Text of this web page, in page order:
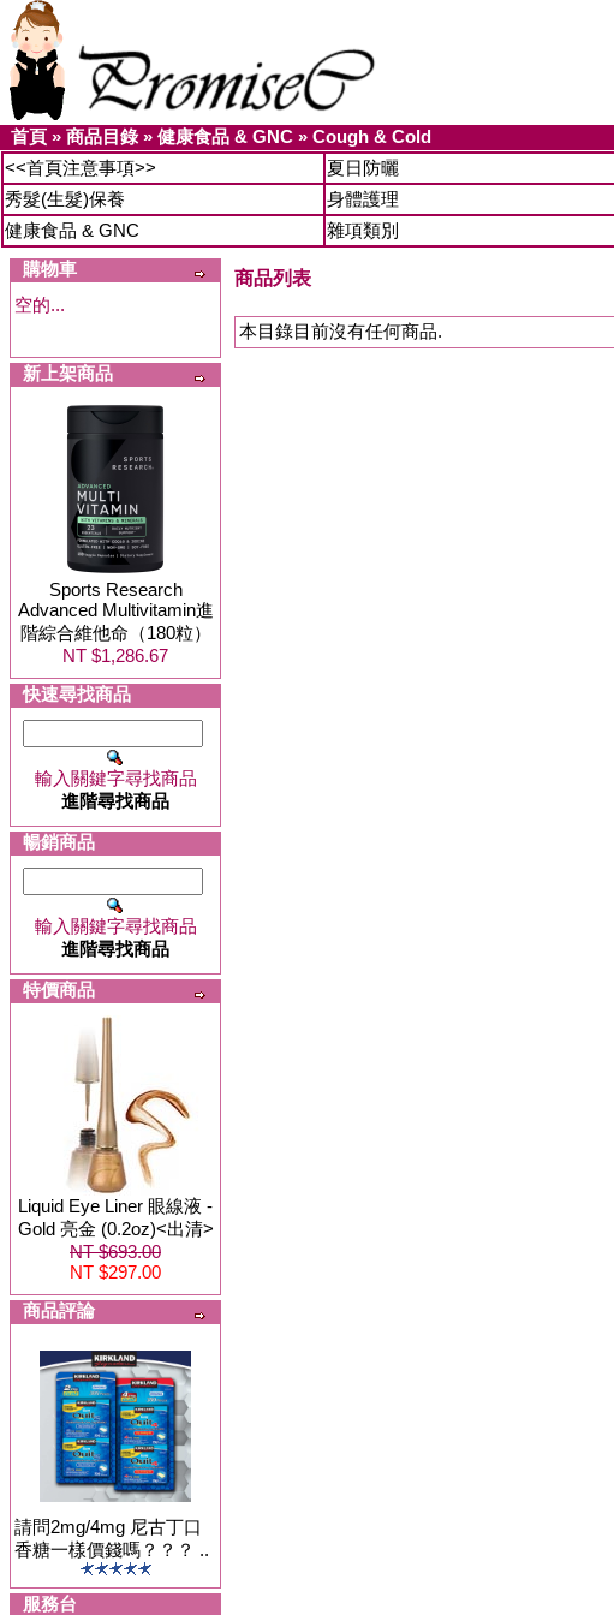
首頁 » 商品目錄» 健康食品 & GNC » Cough & Cold
<<首頁注意事項>>
夏日防曬
秀髮(生髮)保養
身體護理
健康食品 & GNC
雜項類別
購物車
空的...
新上架商品
Sports Research
Advanced Multivitamin進
階綜合維他命（180粒）
NT $1,286.67
快速尋找商品
輸入關鍵字尋找商品
進階尋找商品
暢銷商品
輸入關鍵字尋找商品
進階尋找商品
特價商品
Liquid Eye Liner 眼線液 -
Gold 亮金 (0.2oz)<出清>
NT $693.00
NT $297.00
商品評論
請問2mg/4mg 尼古丁口
香糖一樣價錢嗎？？？ ..
服務台
商品列表
本目錄目前沒有任何商品.